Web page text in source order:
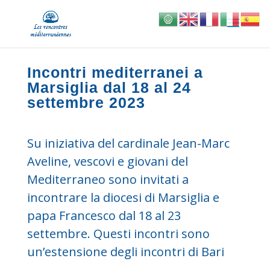
Incontri mediterranei a
Marsiglia dal 18 al 24
settembre 2023
Su iniziativa del cardinale Jean-Marc
Aveline, vescovi e giovani del
Mediterraneo sono invitati a
incontrare la diocesi di Marsiglia e
papa Francesco dal 18 al 23
settembre. Questi incontri sono
un’estensione degli incontri di Bari